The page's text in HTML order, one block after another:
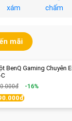
mãi
BenQ Gaming Chuyên
-16%